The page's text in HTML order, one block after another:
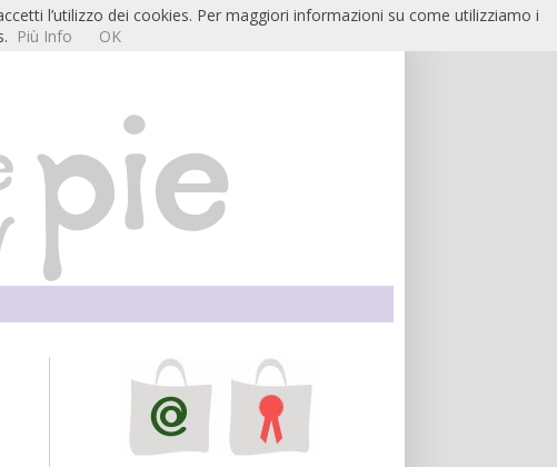
l’utilizzo dei cookies. Per maggiori informazioni su come utilizziamo i
Più Info OK